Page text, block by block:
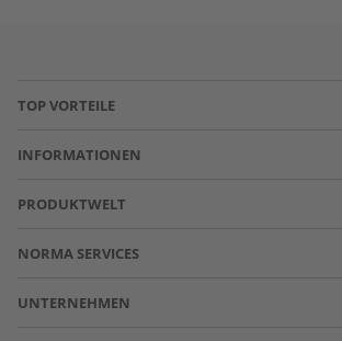
TOP VORTEILE
INFORMATIONEN
PRODUKTWELT
NORMA SERVICES
UNTERNEHMEN